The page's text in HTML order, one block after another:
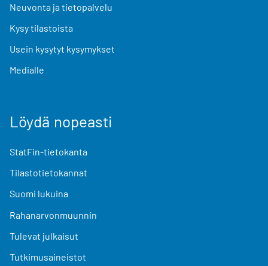
Neuvonta ja tietopalvelu
Kysy tilastoista
Usein kysytyt kysymykset
Medialle
Löydä nopeasti
StatFin-tietokanta
Tilastotietokannat
Suomi lukuina
Rahanarvonmuunnin
Tulevat julkaisut
Tutkimusaineistot